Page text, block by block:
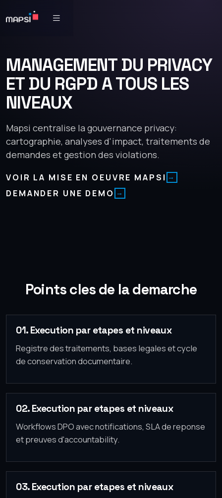
MANAGEMENT DU PRIVACY
ET DU RGPD A TOUS LES
NIVEAUX
Mapsi centralise la gouvernance privacy:
cartographie, analyses d'impact, traitements de
demandes et gestion des violations.
VOIR LA MISE EN OEUVRE MAPSI
DEMANDER UNE DEMO
Points cles de la demarche
01. Execution par etapes et niveaux
Registre des traitements, bases legales et cycle
de conservation documentaire.
02. Execution par etapes et niveaux
Workflows DPO avec notifications, SLA de reponse
et preuves d'accountability.
03. Execution par etapes et niveaux